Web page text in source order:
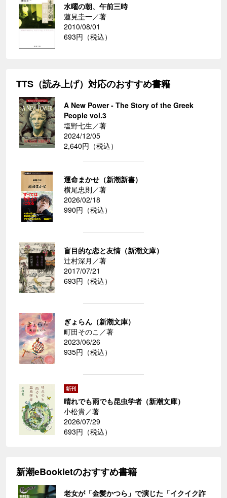
水曜の朝、午前三時
蓮見圭一／著
2010/08/01
693円（税込）
TTS（読み上げ）対応のおすすめ書籍
A New Power - The Story of the Greek
People vol.3
塩野七生／著
2024/12/05
2,640円（税込）
運命まかせ（新潮新書）
横尾忠則／著
2026/02/18
990円（税込）
盲目的な恋と友情（新潮文庫）
辻村深月／著
2017/07/21
693円（税込）
ぎょらん（新潮文庫）
町田そのこ／著
2023/06/26
935円（税込）
晴れでも雨でも昆虫学者（新潮文庫）
小松貴／著
2026/07/29
693円（税込）
新潮eBookletのおすすめ書籍
老女が「金髪かつら」で演じた「イクイク詐